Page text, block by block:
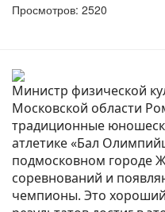
Просмотров: 2520
Министр физической
Московской области
традиционные
атлетике «Бал
подмосковном городе
соревнований и
чемпионы. Это хороший